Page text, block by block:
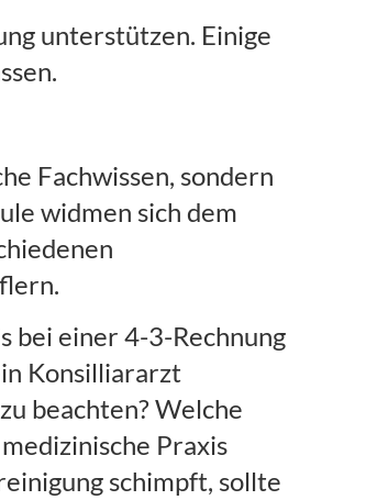
unterstützen. Einige
Fachwissen, sondern
widmen sich dem
bei einer 4-3-Rechnung
Konsilliararzt
beachten? Welche
Praxis
schimpft, sollte